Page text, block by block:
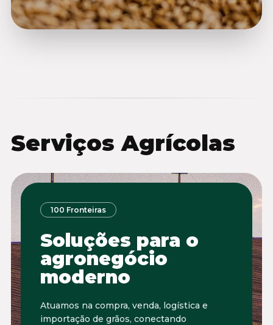
Serviços Agrícolas
100 Fronteiras
Soluções para o
agronegócio
moderno
Atuamos na compra, venda, logística e
importação de grãos, conectando